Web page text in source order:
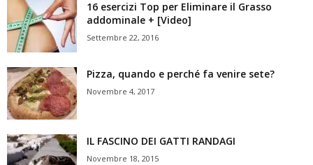
16 esercizi Top per Eliminare il Grasso
addominale + [Video]
Settembre 22, 2016
Pizza, quando e perché fa venire sete?
Novembre 4, 2017
IL FASCINO DEI GATTI RANDAGI
Novembre 18, 2015